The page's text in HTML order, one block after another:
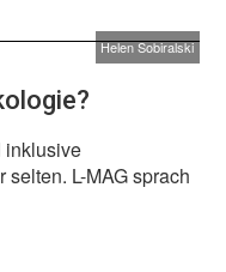
Helen Sobiralski
inklusive
L-MAG sprach